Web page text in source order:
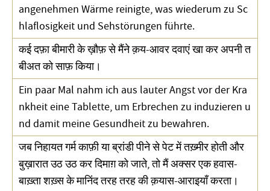
angenehmen Wärme reinigte, was wiederum zu Sc
hlaflosigkeit und Sehstörungen führte.
कई दफ़ा बीमारी के ख़ौफ़ से मैंने क़य-आवर दवाएं खा कर अपनी त
बीअत को साफ़ किया।
Ein paar Mal nahm ich aus lauter Angst vor der Kra
nkheit eine Tablette, um Erbrechen zu induzieren u
nd damit meine Gesundheit zu bewahren.
जब निहायत गर्म काफ़ी या ब्रांडी पीने से पेट में तख़्मीर होती और
बुख़ारात उठ उठ कर दिमाग़ को जाते, तो मैं अक्सर एक हवास-
बाख़्ता शख़्स के मानिंद तरह तरह की क़यास-आराइयाँ करता।